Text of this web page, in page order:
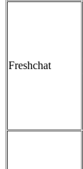
Freshchat